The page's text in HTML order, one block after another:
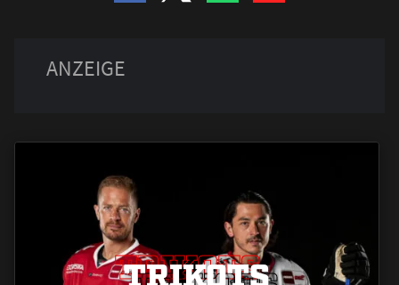
TRIKOTS
TRIKOTS